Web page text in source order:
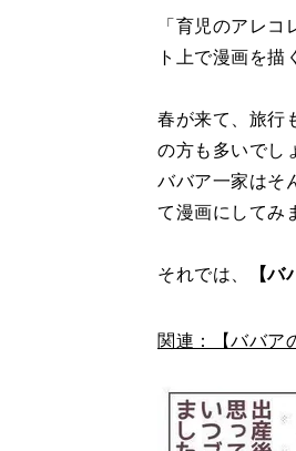
「育児のアレ
ト上で漫画を描
春が来て、旅行
の方も多いでし
ババア一家はそ
て漫画にしてみ
それでは、 【
関連：【ババア